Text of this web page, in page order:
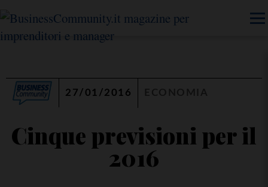
27/01/2016
Cinque previsioni per il
2016